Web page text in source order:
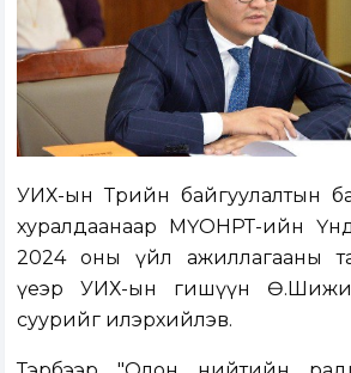
УИХ-ын Төрийн байгуулалтын
хуралдаанаар МҮОНРТ-ийн
2024 оны үйл ажиллагааны
үеэр УИХ-ын гишүүн
суурийг илэрхийлэв.